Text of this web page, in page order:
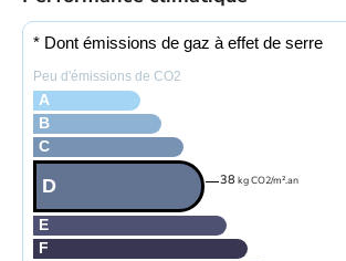
* Dont émissions de gaz à effet de serre
Peu d'émissions de CO2
A
B
C
D 38 kg CO2/m².an
E
F